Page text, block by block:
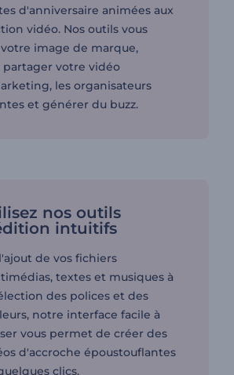
d'anniversaire animées aux
vidéo. Nos outils vous
image de marque,
votre vidéo
les organisateurs
et générer du buzz.
nos outils
intuitifs
de vos fichiers
textes et musiques à
des polices et des
notre interface facile à
vous permet de créer des
d'accroche époustouflantes
clics.